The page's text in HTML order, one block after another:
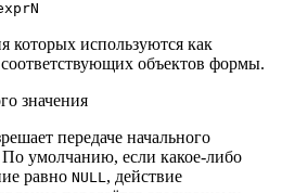
которых используются как
объектов формы.
значения
передаче начального
По умолчанию, если какое-либо
равно NULL, действие